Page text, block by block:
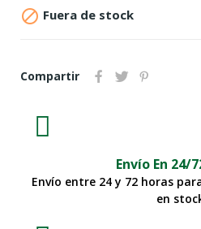
 Fuera de stock
Compartir
Envío En 24/
Envío entre 24 y 72 horas
en